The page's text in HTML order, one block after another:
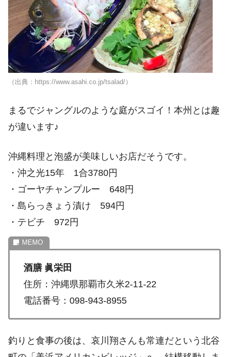
（出典：https://www.asahi.co.jp/tsalad/）
まるでジャングルのような庭がスゴイ！本州とは趣
が違います♪
沖縄料理と泡盛が美味しいお店だそうです。
・沖之光15年 1合3780円
・ゴーヤチャンプルー 648円
・島らっきょう漬け 594円
・テビチ 972円
酒膳 眞栄田
住所：沖縄県那覇市久米2-11-22
電話番号：098-943-8955
釣りと食事の後は、哀川翔さんも常連だという北谷